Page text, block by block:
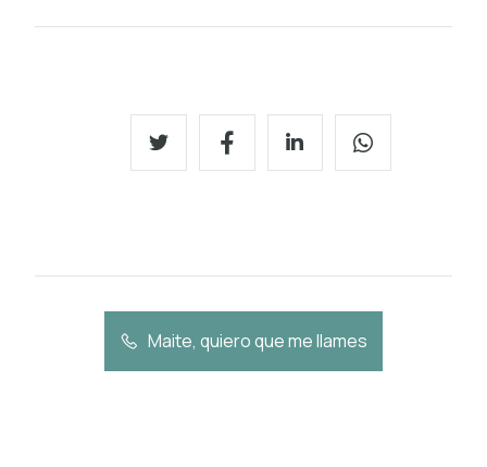
Maite, quiero que me llames